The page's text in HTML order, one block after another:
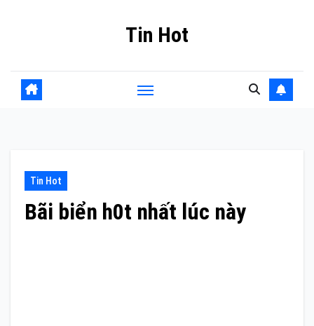
Tin Hot
Tin Hot
Bãi biển h0t nhất lúc này